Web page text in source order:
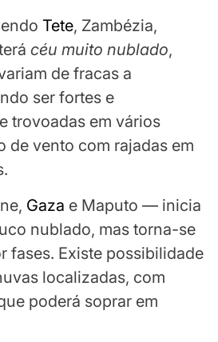
Tete, Zambézia,
céu muito nublado,
de fracas a
ser fortes e
trovoadas em vários
de vento com rajadas em
Gaza e Maputo — inicia
nublado, mas torna-se
fases. Existe possibilidade
localizadas, com
poderá soprar em